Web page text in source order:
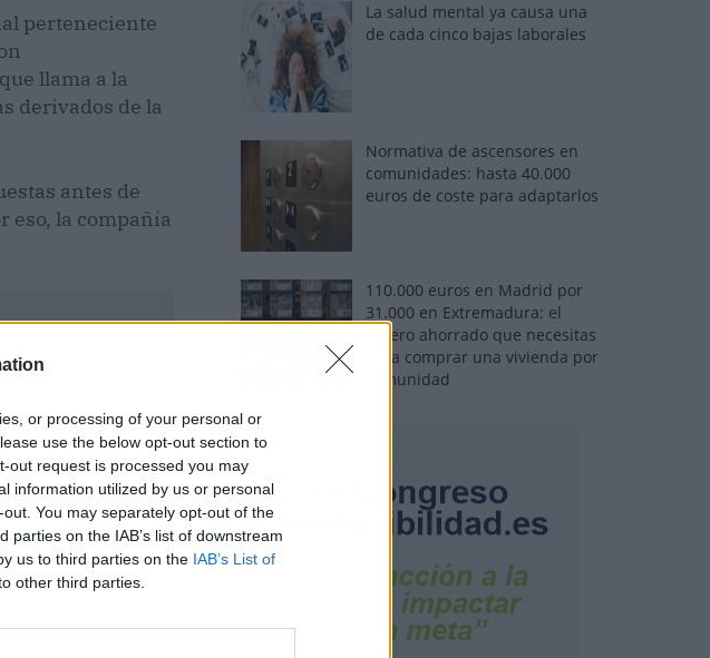
or processing of your personal or
use the below opt-out section to
out request is processed you may
information utilized by us or personal
You may separately opt-out of the
on the IAB’s list of downstream
us to third parties on the IAB’s List of
other third parties.
perteneciente
llama a la
derivados de la
antes de
eso, la compañía
La salud mental ya causa una
de cada cinco bajas laborales
Normativa de ascensores en
comunidades: hasta 40.000
euros de coste para adaptarlos
110.000 euros en Madrid por
31.000 en Extremadura: el
dinero ahorrado que necesitas
para comprar una vivienda por
comunidad